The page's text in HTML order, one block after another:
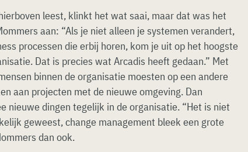
leest, klinkt het wat saai, maar dat was het
aan: “Als je niet alleen je systemen verandert,
processen die erbij horen, kom je uit op het hoogste
Dat is precies wat Arcadis heeft gedaan.” Met
binnen de organisatie moesten op een andere
aan projecten met de nieuwe omgeving. Dan
nieuwe dingen tegelijk in de organisatie. “Het is niet
geweest, change management bleek een grote
dan ook.